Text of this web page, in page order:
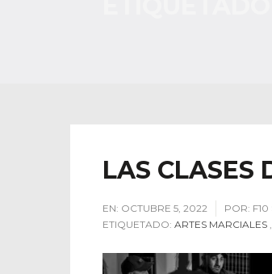
LAS CLASES
EN: OCTUBRE 5, 2022 POR:
ETIQUETADO: ARTES MARCIALES ,